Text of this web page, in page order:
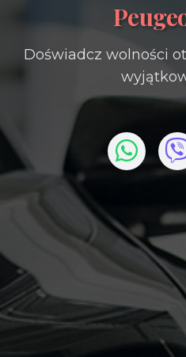
Doświadcz wolności